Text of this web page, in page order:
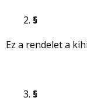
§
Ez a rendelet a
§